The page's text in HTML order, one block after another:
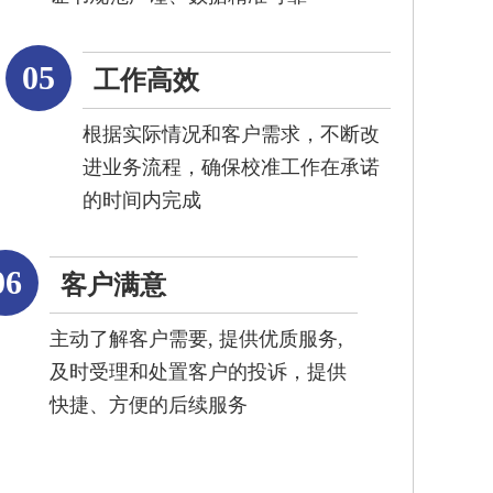
05 工作高效
根据实际情况和客户需求，不断改
进业务流程，确保校准工作在承诺
的时间内完成
客户满意
主动了解客户需要, 提供优质服务,
及时受理和处置客户的投诉，提供
快捷、方便的后续服务